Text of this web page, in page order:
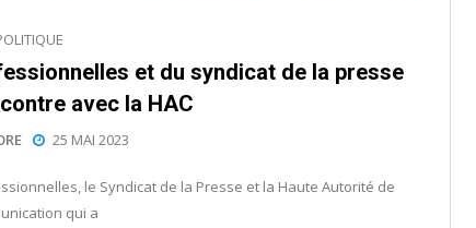
et du syndicat de la presse
avec la HAC
25 MAI 2023
le Syndicat de la Presse et la Haute Autorité de
qui a